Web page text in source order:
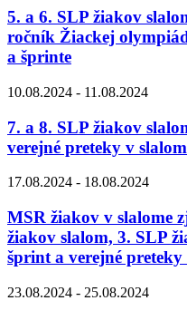
5. a 6. SLP žiakov
ročník Žiackej
a šprinte
10.08.2024 - 11.08.2024
7. a 8. SLP žiakov
verejné preteky v
17.08.2024 - 18.08.2024
MSR žiakov v slalome
žiakov slalom, 3. SLP
šprint a verejné preteky
23.08.2024 - 25.08.2024